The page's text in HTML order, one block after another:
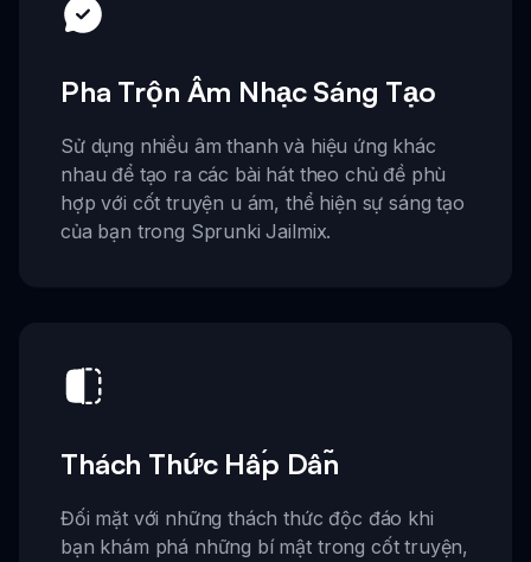
Pha Trộn Âm Nhạc Sáng Tạo
Sử dụng nhiều âm thanh và hiệu ứng khác
nhau để tạo ra các bài hát theo chủ đề phù
hợp với cốt truyện u ám, thể hiện sự sáng tạo
của bạn trong Sprunki Jailmix.
Thách Thức Hấp Dẫn
Đối mặt với những thách thức độc đáo khi
bạn khám phá những bí mật trong cốt truyện,